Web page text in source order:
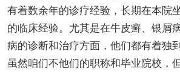
有着数余年的诊疗经验，长期在本院
的临床经验。尤其是在牛皮癣、银屑
病的诊断和治疗方面，他们都有着独
虽然咱们不他们的职称和毕业院校，